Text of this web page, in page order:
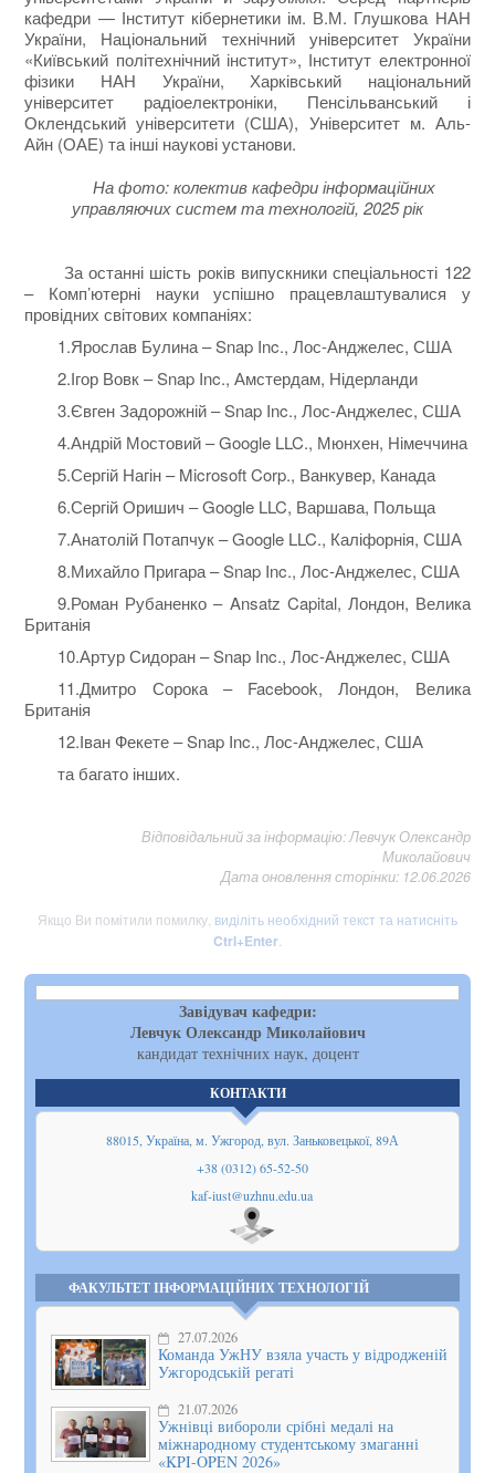
кафедри — Інститут кібернетики ім. В.М. Глушкова НАН
України, Національний технічний університет України
«Київський політехнічний інститут», Інститут електронної
фізики НАН України, Харківський національний
університет радіоелектроніки, Пенсільванський і
Оклендський університети (США), Університет м. Аль-
Айн (ОАЕ) та інші наукові установи.
На фото: колектив кафедри інформаційних
управляючих систем та технологій, 2025 рік
За останні шість років випускники спеціальності 122
– Комп’ютерні науки успішно працевлаштувалися у
провідних світових компаніях:
1.Ярослав Булина – Snap Inc., Лос-Анджелес, США
2.Ігор Вовк – Snap Inc., Амстердам, Нідерланди
3.Євген Задорожній ‒ Snap Inc., Лос-Анджелес, США
4.Андрій Мостовий – Google LLC., Мюнхен, Німеччина
5.Сергій Нагін – Microsoft Corp., Ванкувер, Канада
6.Сергій Оришич ‒ Google LLC, Варшава, Польща
7.Анатолій Потапчук – Google LLC., Каліфорнія, США
8.Михайло Пригара – Snap Inc., Лос-Анджелес, США
9.Роман Рубаненко – Ansatz Capital, Лондон, Велика
Британія
10.Артур Сидоран – Snap Inc., Лос-Анджелес, США
11.Дмитро Сорока – Facebook, Лондон, Велика
Британія
12.Іван Фекете – Snap Inc., Лос-Анджелес, США
та багато інших.
Відповідальний за інформацію: Левчук Олександр
Миколайович
Дата оновлення сторінки: 12.06.2026
Якщо Ви помітили помилку, виділіть необхідний текст та натисніть
Ctrl+Enter
Завідувач кафедри:
Левчук Олександр Миколайович
кандидат технічних наук, доцент
КОНТАКТИ
88015, Україна, м. Ужгород, вул. Заньковецької, 89А
+38 (0312) 65-52-50
kaf-iust@uzhnu.edu.ua
Показати
на мапі
ФАКУЛЬТЕТ ІНФОРМАЦІЙНИХ ТЕХНОЛОГІЙ
27.07.2026
Команда УжНУ взяла участь у відродженій
Ужгородській регаті
21.07.2026
Ужнівці вибороли срібні медалі на
міжнародному студентському змаганні
«KPI-OPEN 2026»